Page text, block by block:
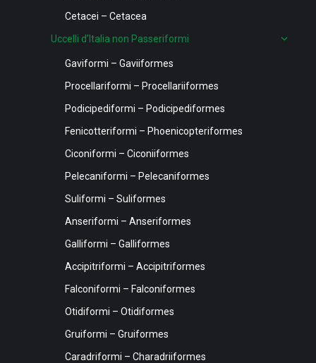
Cetacei – Cetacea
Uccelli d’Italia non Passeriformi
Gaviformi – Gaviiformes
Procellariformi – Procellariiformes
Podicipediformi – Podicipediformes
Fenicotteriformi – Phoenicopteriformes
Ciconiformi – Ciconiiformes
Pelecaniformi – Pelecaniformes
Suliformi – Suliformes
Anseriformi – Anseriformes
Galliformi – Galliformes
Accipitriformi – Accipitriformes
Falconiformi – Falconiformes
Otidiformi – Otidiformes
Gruiformi – Gruiformes
Caradriformi – Charadriiformes